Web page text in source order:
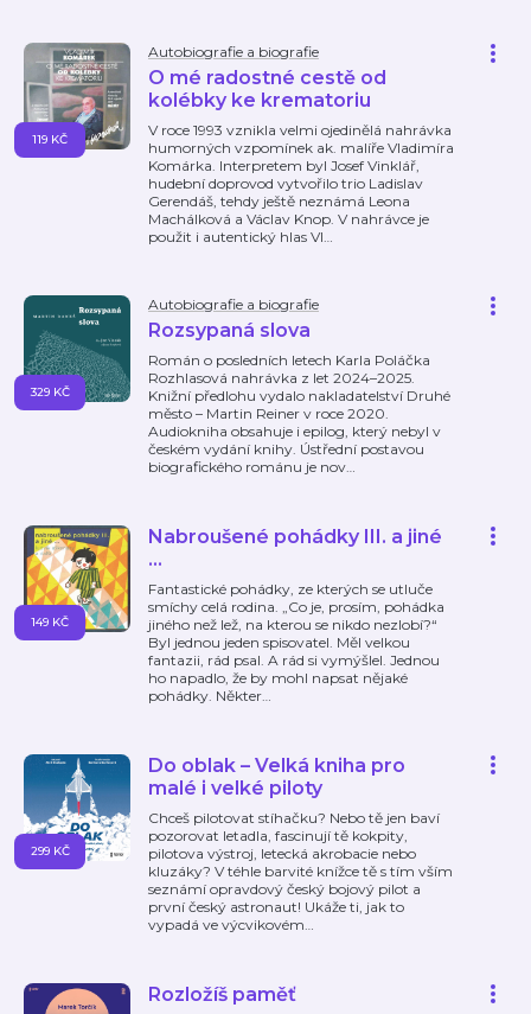
Autobiografie a biografie
O mé radostné cestě od
kolébky ke krematoriu
V roce 1993 vznikla velmi ojedinělá nahrávka
humorných vzpomínek ak. malíře Vladimíra
Komárka. Interpretem byl Josef Vinklář,
hudební doprovod vytvořilo trio Ladislav
Gerendáš, tehdy ještě neznámá Leona
Machálková a Václav Knop. V nahrávce je
použit i autentický hlas Vl…
119 KČ
Autobiografie a biografie
Rozsypaná slova
Román o posledních letech Karla Poláčka
Rozhlasová nahrávka z let 2024–2025.
Knižní předlohu vydalo nakladatelství Druhé
město – Martin Reiner v roce 2020.
Audiokniha obsahuje i epilog, který nebyl v
českém vydání knihy. Ústřední postavou
biografického románu je nov…
329 KČ
Nabroušené pohádky III. a jiné
…
Fantastické pohádky, ze kterých se utluče
smíchy celá rodina. „Co je, prosím, pohádka
jiného než lež, na kterou se nikdo nezlobí?“
Byl jednou jeden spisovatel. Měl velkou
fantazii, rád psal. A rád si vymýšlel. Jednou
ho napadlo, že by mohl napsat nějaké
pohádky. Někter…
149 KČ
Do oblak – Velká kniha pro
malé i velké piloty
Chceš pilotovat stíhačku? Nebo tě jen baví
pozorovat letadla, fascinují tě kokpity,
pilotova výstroj, letecká akrobacie nebo
kluzáky? V téhle barvité knížce tě s tím vším
seznámí opravdový český bojový pilot a
první český astronaut! Ukáže ti, jak to
vypadá ve výcvikovém…
299 KČ
Rozložíš paměť